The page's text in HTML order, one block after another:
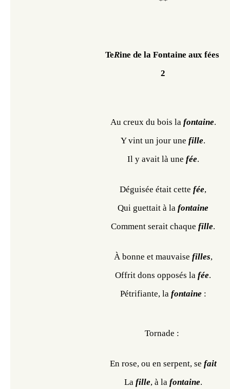
TeRine de la Fontaine aux fées
2
Au creux du bois la fontaine.
Y vint un jour une fille.
Il y avait là une fée.
Déguisée était cette fée,
Qui guettait à la fontaine
Comment serait chaque fille.
À bonne et mauvaise filles,
Offrit dons opposés la fée.
Pétrifiante, la fontaine :
Tornade :
En rose, ou en serpent, se fait
La fille, à la fontaine.